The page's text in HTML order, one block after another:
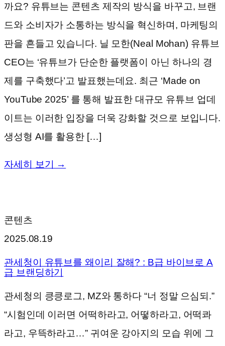
까요? 유튜브는 콘텐츠 제작의 방식을 바꾸고, 브랜
드와 소비자가 소통하는 방식을 혁신하며, 마케팅의
판을 흔들고 있습니다. 닐 모한(Neal Mohan) 유튜브
CEO는 ‘유튜브가 단순한 플랫폼이 아닌 하나의 경
제를 구축했다’고 발표했는데요. 최근 ‘Made on
YouTube 2025’ 를 통해 발표한 대규모 유튜브 업데
이트는 이러한 입장을 더욱 강화할 것으로 보입니다.
생성형 AI를 활용한 […]
자세히 보기 →
콘텐츠
2025.08.19
관세청이 유튜브를 왜이리 잘해? : B급 바이브로 A
급 브랜딩하기
관세청의 킁킁로그, MZ와 통하다 “너 정말 으심되.”
“시험인데 이러면 어떡하라고, 어떻하라고, 어떡콰
라고, 우뜩하라고…” 귀여운 강아지의 모습 위에 그